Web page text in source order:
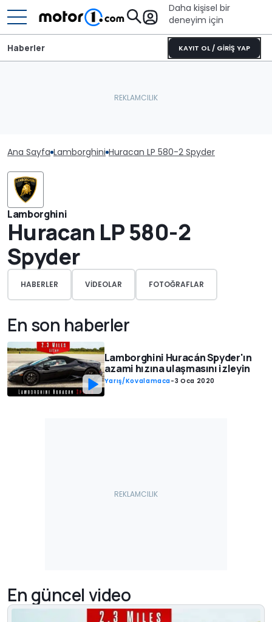
Daha kişisel bir
deneyim için
KAYIT OL / GİRİŞ YAP
Haberler
Ana Sayfa Lamborghini Huracan LP 580-2 Spyder
Lamborghini
Huracan LP 580-2
Spyder
HABERLER VIDEOLAR FOTOĞRAFLAR
En son haberler
Lamborghini Huracán Spyder'ın
azami hızına ulaşmasını izleyin
Yarış/Kovalamaca-3 Oca 2020
En güncel video